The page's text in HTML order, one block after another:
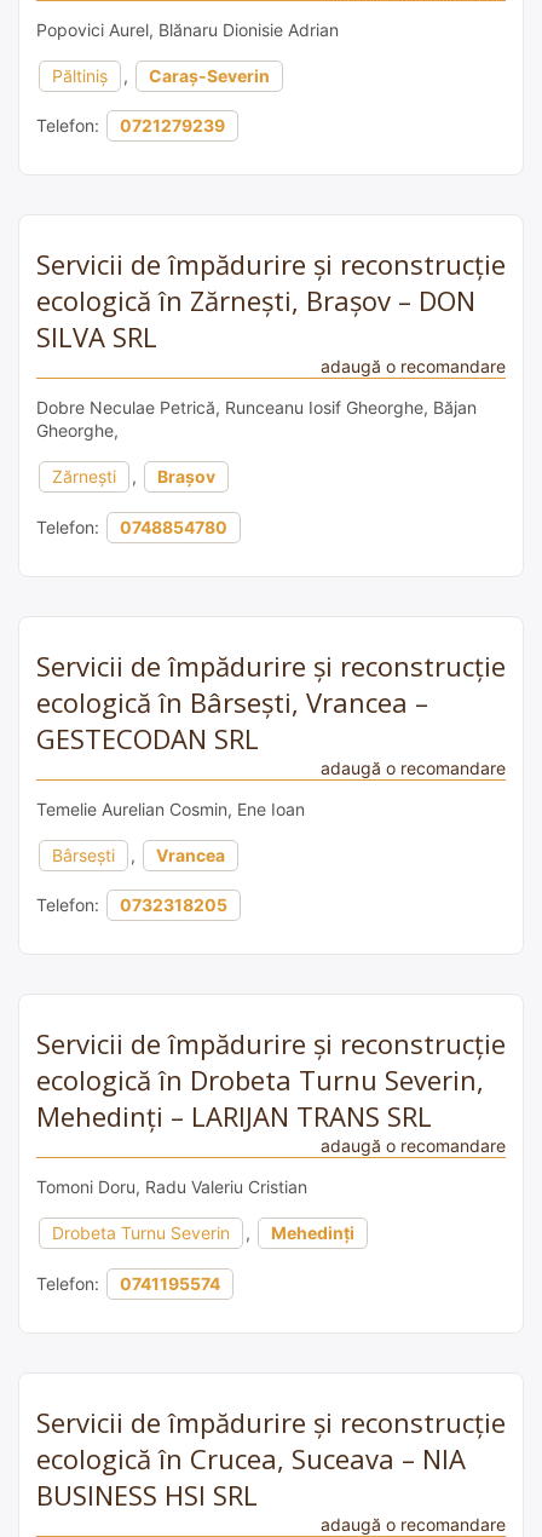
Popovici Aurel, Blănaru Dionisie Adrian
Păltiniș , Caraș-Severin
Telefon: 0721279239
Servicii de împădurire și reconstrucție
ecologică în Zărnești, Brașov – DON
SILVA SRL
adaugă o recomandare
Dobre Neculae Petrică, Runceanu Iosif Gheorghe, Băjan
Gheorghe,
Zărnești , Brașov
Telefon: 0748854780
Servicii de împădurire și reconstrucție
ecologică în Bârsești, Vrancea –
GESTECODAN SRL
adaugă o recomandare
Temelie Aurelian Cosmin, Ene Ioan
Bârsești , Vrancea
Telefon: 0732318205
Servicii de împădurire și reconstrucție
ecologică în Drobeta Turnu Severin,
Mehedinți – LARIJAN TRANS SRL
adaugă o recomandare
Tomoni Doru, Radu Valeriu Cristian
Drobeta Turnu Severin , Mehedinți
Telefon: 0741195574
Servicii de împădurire și reconstrucție
ecologică în Crucea, Suceava – NIA
BUSINESS HSI SRL
adaugă o recomandare